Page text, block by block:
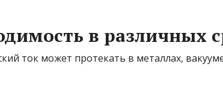
в различных
ток может протекать в металлах,